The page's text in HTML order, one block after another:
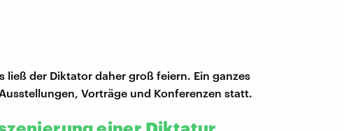
der Diktator daher groß feiern. Ein ganzes
Vorträge und Konferenzen statt.